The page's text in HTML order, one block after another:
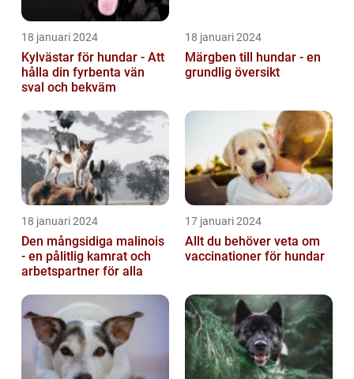
18 januari 2024
Kylvästar för hundar - Att
hålla din fyrbenta vän
sval och bekväm
18 januari 2024
Märgben till hundar - en
grundlig översikt
18 januari 2024
Den mångsidiga malinois
- en pålitlig kamrat och
arbetspartner för alla
17 januari 2024
Allt du behöver veta om
vaccinationer för hundar